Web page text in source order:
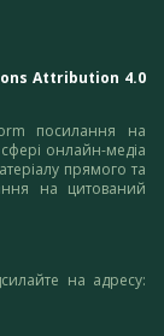
Attribution 4.0
посилання на
сфері онлайн-медіа
прямого та
на цитований
на адресу: